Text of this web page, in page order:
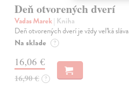
Deň otvorených dverí
Vadas Marek| Kniha
Deň otvorených dverí je vždy veľká
Na sklade ?
16,06 €
16,90 € ?